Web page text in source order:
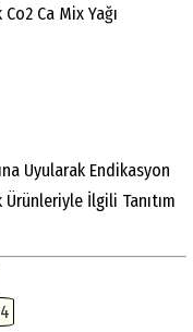
Ca Mix Yağı
Uyularak Endikasyon
İlgili Tanıtım